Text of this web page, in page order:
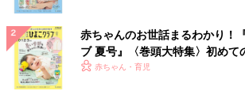
赤ちゃんのお世話まるわかり！
ブ 夏号』〈巻頭大特集〉初めて
く！ おっぱい・ミルクの基本と
赤ちゃん・育児